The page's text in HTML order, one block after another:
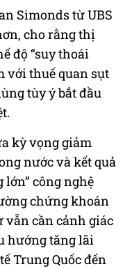
Simonds từ UBS
cho rằng thị
độ “suy thoái
với thuế quan sụt
tùy ý bắt đầu
kỳ vọng giảm
nước và kết quả
công nghệ
chứng khoán
vẫn cần cảnh giác
hướng tăng lãi
Trung Quốc đến